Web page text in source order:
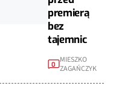
premierą
bez
tajemnic
0
MIESZKO
ZAGAŃCZYK